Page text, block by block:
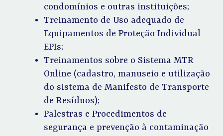
condomínios e outras instituições;
Treinamento de Uso adequado de
Equipamentos de Proteção Individual –
EPIs;
Treinamentos sobre o Sistema MTR
Online (cadastro, manuseio e utilização
do sistema de Manifesto de Transporte
de Resíduos);
Palestras e Procedimentos de
segurança e prevenção à contaminação